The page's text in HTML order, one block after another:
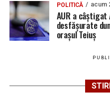
POLITICĂ acum
AUR a
desfășurate
orașul Teiuș